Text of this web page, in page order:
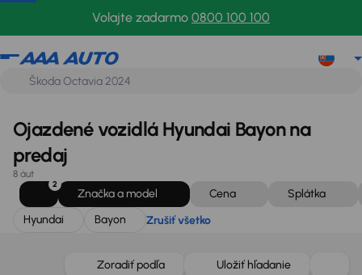
Volajte zadarmo 0800 100 100
Hyundai
Ojazdené vozidlá Hyundai Bayon na
predaj
8 áut
2
Značka a model Cena
Splátka
Hyundai
Bayon Zrušiť všetko
Zoradiť podľa Uložiť hľadanie
Nové v ponuke